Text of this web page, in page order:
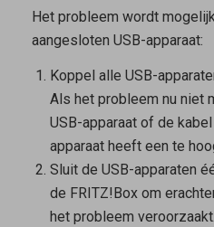
Het probleem wordt
aangesloten USB-apparaat:
Koppel alle USB-
Als het probleem nu niet
USB-apparaat of de
apparaat heeft een te
Sluit de USB-apparaten
de FRITZ!Box om
het probleem veroorzaakt.